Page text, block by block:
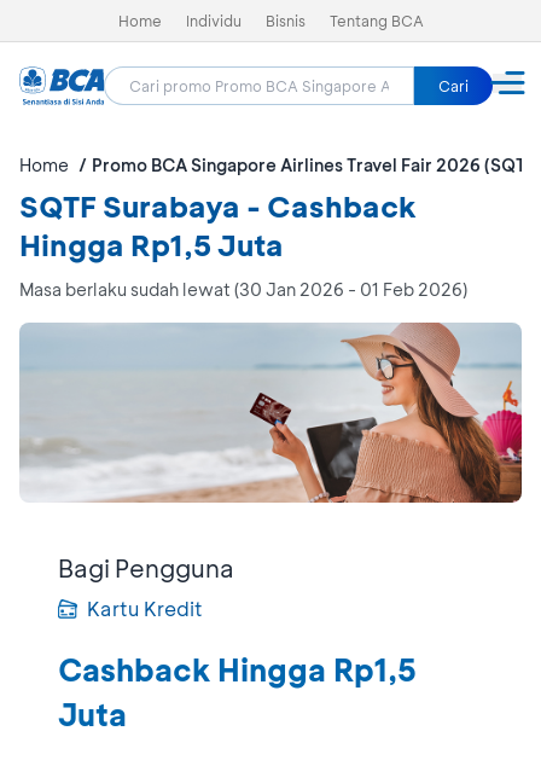
Home Individu Bisnis Tentang BCA
Cari
Home Promo BCA Singapore Airlines Travel Fair 2026
SQTF Surabaya - Cashback
Hingga Rp1,5 Juta
Masa berlaku sudah lewat (30 Jan 2026 - 01 Feb 2026)
Bagi Pengguna
Kartu Kredit
Cashback Hingga Rp1,5
Juta